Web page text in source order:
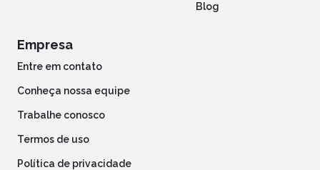
Blog
Empresa
Entre em contato
Conheça nossa equipe
Trabalhe conosco
Termos de uso
Política de privacidade